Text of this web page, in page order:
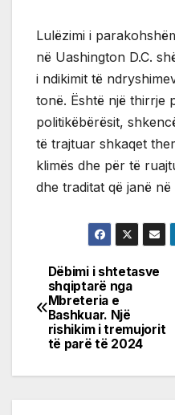
Lulëzimi i
në Uashington D.C.
i ndikimit të
tonë. Është një thirrje
politikëbërësit,
të trajtuar shkaqet
klimës dhe për të
dhe traditat që janë
Post
navigation
Dëbimi i shtetasve
shqiptarë nga
Mbreteria e
Bashkuar. Një
rishikim i tremujorit
të parë të 2024